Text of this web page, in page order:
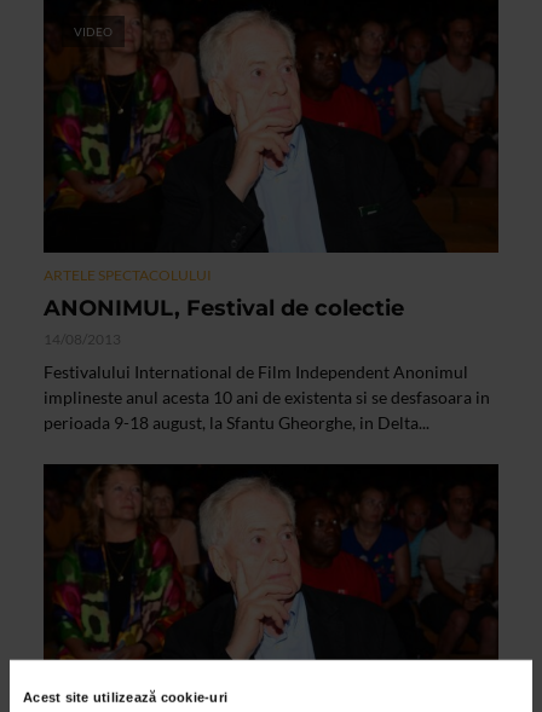
Acest site utilizează cookie-uri
VIDEO
ARTELE SPECTACOLULUI
ANONIMUL, Festival de colectie
14/08/2013
Festivalului International de Film Independent Anonimul
implineste anul acesta 10 ani de existenta si se desfasoara in
perioada 9-18 august, la Sfantu Gheorghe, in Delta...